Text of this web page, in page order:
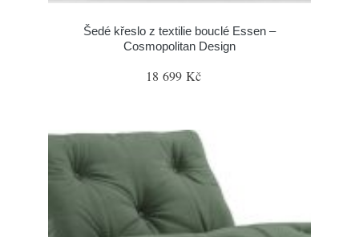
Šedé křeslo z textilie bouclé Essen –
Cosmopolitan Design
18 699 Kč